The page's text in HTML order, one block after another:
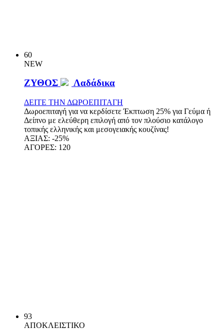
60
NEW
ΖΥΘΟΣ Λαδάδικα
ΔΕΙΤΕ ΤΗΝ ΔΩΡΟΕΠΙΤΑΓΗ
Δωροεπιταγή για να κερδίσετε Έκπτωση 25% για Γεύμα ή
Δείπνο με ελεύθερη επιλογή από τον πλούσιο κατάλογο
τοπικής ελληνικής και μεσογειακής κουζίνας!
ΑΞΙΑΣ: -25%
ΑΓΟΡΕΣ: 120
93
ΑΠΟΚΛΕΙΣΤΙΚΟ